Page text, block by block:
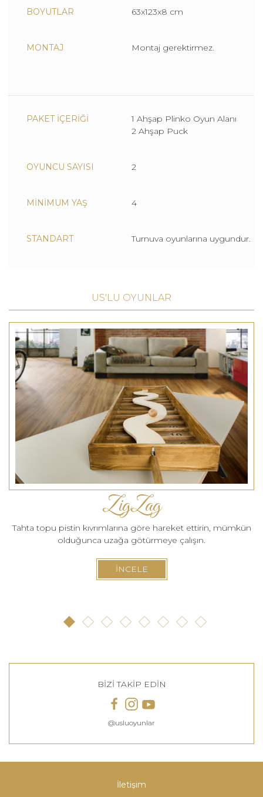
BOYUTLAR 63x123x8 cm
MONTAJ Montaj gerektirmez.
PAKET İÇERİĞİ
1 Ahşap Plinko Oyun Alanı
2 Ahşap Puck
OYUNCU SAYISI 2
MİNİMUM YAŞ 4
STANDART Turnuva oyunlarına uygundur.
US'LU OYUNLAR
ZigZag
Tahta topu pistin kıvrımlarına göre hareket ettirin, mümkün
olduğunca uzağa götürmeye çalışın.
İNCELE
BİZİ TAKİP EDİN
@usluoyunlar
İletişim